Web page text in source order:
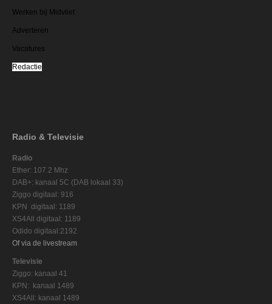
Werken bij Midvliet
Adverteren
Vacatures
Redactie
Radio & Televisie
Radio
Ether: 107.2 Mhz
DAB+: kanaal 5C (DAB lokaal 33)
Ziggo digitaal: 916
KPN digitaal: 1189
XS4All digitaal: 1189
Odido digitaal:2192
Of via de livestream
Televisie
Ziggo: kanaal 41
KPN: kanaal 1489
XS4All: kanaal 1489